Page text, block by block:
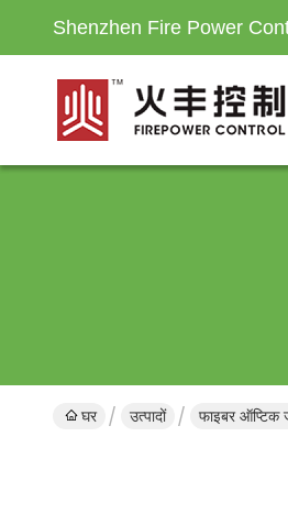
Shenzhen Fire Power
घर उत्पादों फाइबर ऑप्टिक